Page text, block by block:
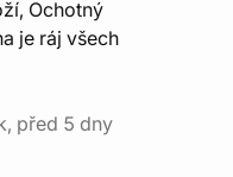
Ochotný
je ráj všech
před 5 dny